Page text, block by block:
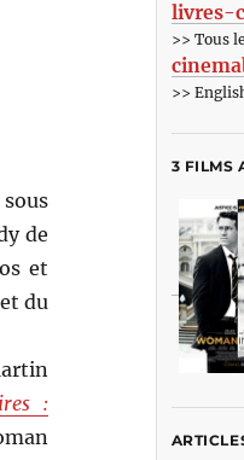
de
et
du
:
livres-
>> Tous
>>
3 FILMS